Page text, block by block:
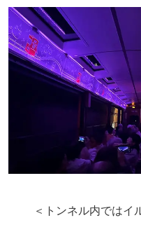
＜トンネル内ではイ